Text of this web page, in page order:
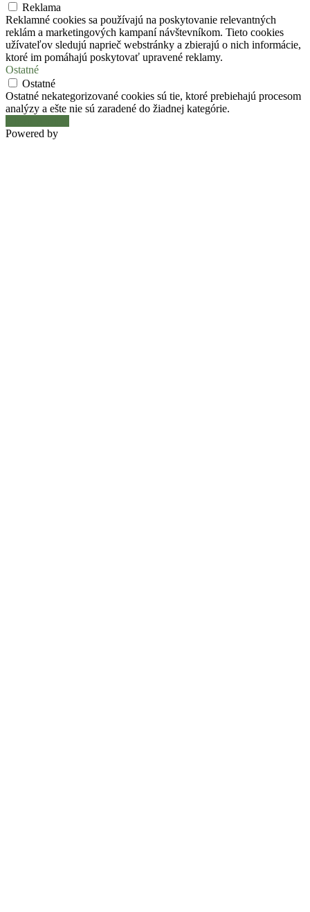
Reklama
Reklamné cookies sa používajú na poskytovanie relevantných
reklám a marketingových kampaní návštevníkom. Tieto cookies
užívateľov sledujú naprieč webstránky a zbierajú o nich informácie,
ktoré im pomáhajú poskytovať upravené reklamy.
Ostatné
Ostatné
Ostatné nekategorizované cookies sú tie, ktoré prebiehajú procesom
analýzy a ešte nie sú zaradené do žiadnej kategórie.
Powered by